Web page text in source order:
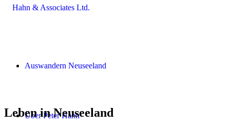
Auswandern Neuseeland
Über Peter Hahn
Leben in Neuseeland